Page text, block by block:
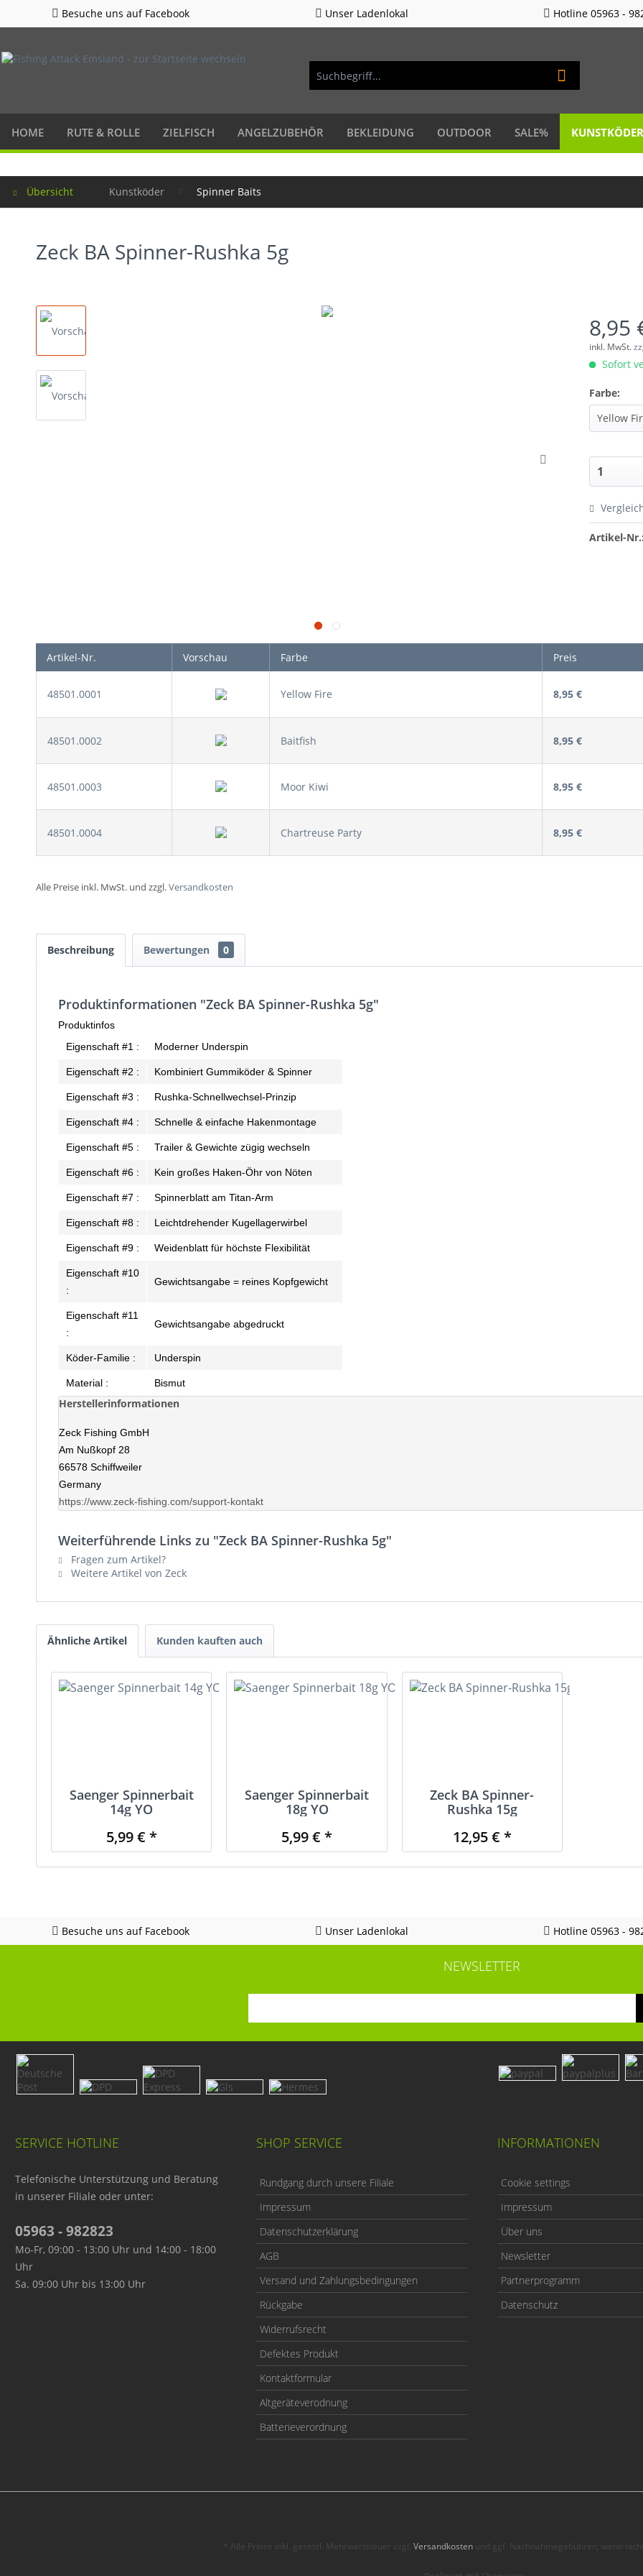
Besuche uns auf Facebook Unser Ladenlokal Hotline 05963 -
HOME RUTE & ROLLE ZIELFISCH ANGELZUBEHÖR BEKLEIDUNG OUTDOOR SALE% KUNSTKÖDER
Übersicht Kunstköder Spinner Baits
Zeck BA Spinner-Rushka 5g
8,95
inkl. MwSt.
Sofort
Farbe:
Artikel-Nr.:
Artikel-Nr. Vorschau Farbe Preis
48501.0001 Yellow Fire 8,95 €
48501.0002 Baitfish 8,95 €
48501.0003 Moor Kiwi 8,95 €
48501.0004 Chartreuse Party 8,95 €
Alle Preise inkl. MwSt. und zzgl.Versandkosten
Beschreibung Bewertungen 0
Produktinformationen "Zeck BA Spinner-Rushka 5g"
Produktinfos
Eigenschaft #1 :
Moderner Underspin
Eigenschaft #2 : Kombiniert Gummiköder & Spinner
Eigenschaft #3 : Rushka-Schnellwechsel-Prinzip
Eigenschaft #4 : Schnelle & einfache Hakenmontage
Eigenschaft #5 : Trailer & Gewichte zügig wechseln
Eigenschaft #6 : Kein großes Haken-Öhr von Nöten
Eigenschaft #7 : Spinnerblatt am Titan-Arm
Eigenschaft #8 : Leichtdrehender Kugellagerwirbel
Eigenschaft #9 : Weidenblatt für höchste Flexibilität
Eigenschaft #10
:
Gewichtsangabe = reines Kopfgewicht
Eigenschaft #11
:
Gewichtsangabe abgedruckt
Köder-Familie : Underspin
Material : Bismut
Herstellerinformationen
Zeck Fishing GmbH
Am Nußkopf 28
66578 Schiffweiler
Germany
https://www.zeck-fishing.com/support-kontakt
Weiterführende Links zu "Zeck BA Spinner-Rushka 5g"
Fragen zum Artikel?
Weitere Artikel von Zeck
Ähnliche Artikel Kunden kauften auch
Saenger Spinnerbait
14g YO
5,99 € *
Saenger Spinnerbait
18g YO
5,99 € *
Zeck BA Spinner-
Rushka 15g
12,95 € *
Besuche uns auf Facebook Unser Ladenlokal Hotline 05963 -
NEWSLETTER
SERVICE HOTLINE
Telefonische Unterstützung und Beratung
in unserer Filiale oder unter:
05963 - 982823
Mo-Fr, 09:00 - 13:00 Uhr und 14:00 - 18:00
Uhr
Sa. 09:00 Uhr bis 13:00 Uhr
SHOP SERVICE
Rundgang durch unsere Filiale
Impressum
Datenschutzerklärung
AGB
Versand und Zahlungsbedingungen
Rückgabe
Widerrufsrecht
Defektes Produkt
Kontaktformular
Altgeräteverodnung
Batterieverordnung
INFORMATIONEN
Cookie settings
Impressum
Über uns
Newsletter
Partnerprogramm
Datenschutz
* Alle Preise inkl. gesetzl. Mehrwertsteuer zzgl. Versandkostenund ggf. Nachnahmegebühren, wenn